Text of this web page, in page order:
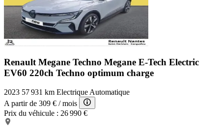
Renault Megane Techno Megane E-Tech Electric
EV60 220ch Techno optimum charge
2023 57 931 km Electrique Automatique
A partir de 309 € / mois
Prix du véhicule : 26 990 €